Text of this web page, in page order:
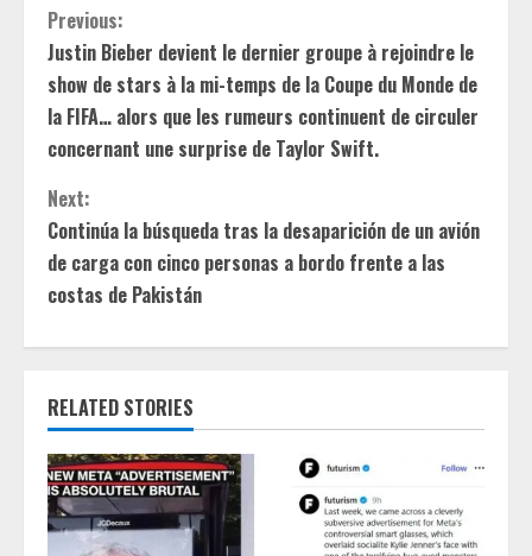
C
o
n
t
i
n
R
e
a
Previous:
Justin Bieber devient le dernier groupe à rejoindre le
show de stars à la mi-temps de la Coupe du Monde de
la FIFA… alors que les rumeurs continuent de circuler
concernant une surprise de Taylor Swift.
Next:
Continúa la búsqueda tras la desaparición de un avión
de carga con cinco personas a bordo frente a las
costas de Pakistán
RELATED STORIES